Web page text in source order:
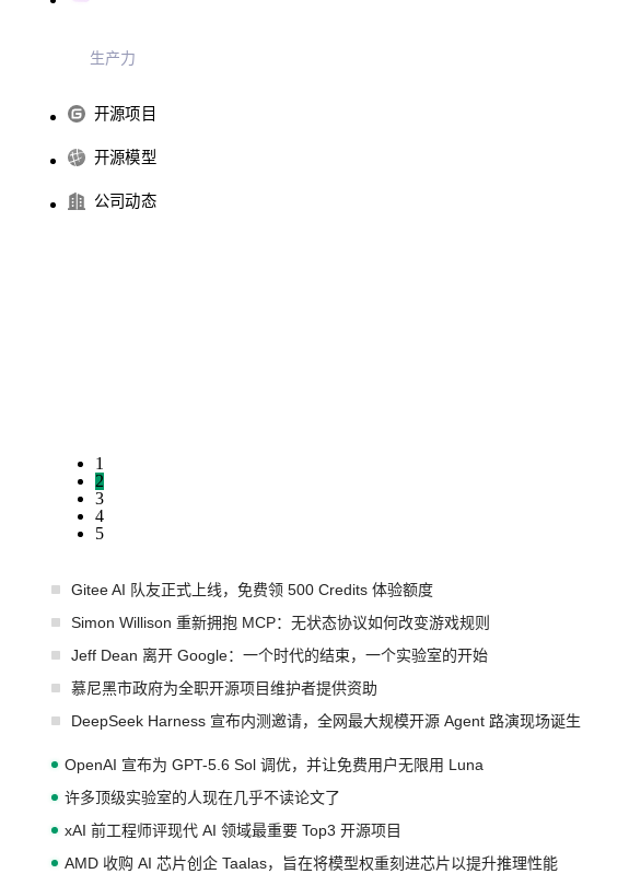
生产力
开源项目
开源模型
公司动态
1
2
3
4
5
Gitee AI 队友正式上线，免费领 500 Credits 体验额度
Simon Willison 重新拥抱 MCP：无状态协议如何改变游戏规则
Jeff Dean 离开 Google：一个时代的结束，一个实验室的开始
慕尼黑市政府为全职开源项目维护者提供资助
DeepSeek Harness 宣布内测邀请，全网最大规模开源 Agent 路演现场诞生
OpenAI 宣布为 GPT-5.6 Sol 调优，并让免费用户无限用 Luna
许多顶级实验室的人现在几乎不读论文了
xAI 前工程师评现代 AI 领域最重要 Top3 开源项目
AMD 收购 AI 芯片创企 Taalas，旨在将模型权重刻进芯片以提升推理性能